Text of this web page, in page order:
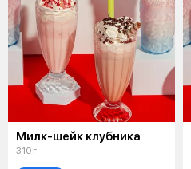
Милк-шейк клубника
310 г